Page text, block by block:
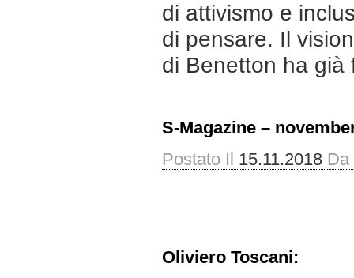
di attivismo e
di pensare. Il
di Benetton ha già
S-Magazine –
Postato Il 15.11.2018 Da
Oliviero Toscani: